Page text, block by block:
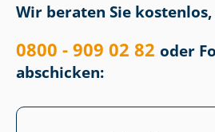
Wir beraten Sie
0800 - 909 02 82 oder
abschicken: